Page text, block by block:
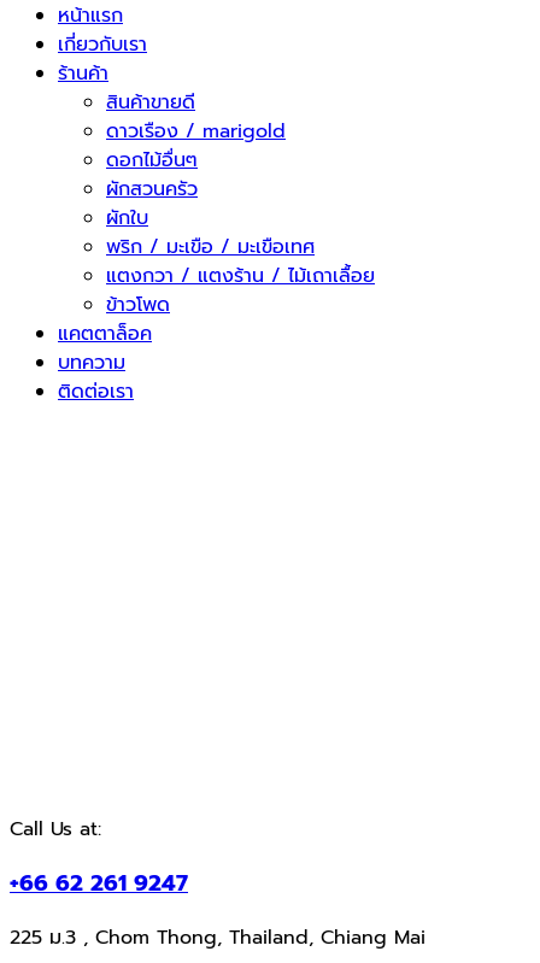
หน้าแรก
เกี่ยวกับเรา
ร้านค้า
สินค้าขายดี
ดาวเรือง / marigold
ดอกไม้อื่นๆ
ผักสวนครัว
ผักใบ
พริก / มะเขือ / มะเขือเทศ
แตงกวา / แตงร้าน / ไม้เถาเลื้อย
ข้าวโพด
แคตตาล็อค
บทความ
ติดต่อเรา
Call Us at:
+66 62 261 9247
225 ม.3 , Chom Thong, Thailand, Chiang Mai